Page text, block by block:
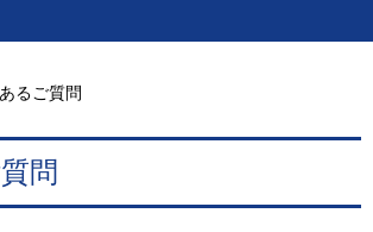
るご質問
問